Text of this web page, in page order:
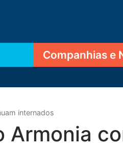
Companhias e
internados
Armonia